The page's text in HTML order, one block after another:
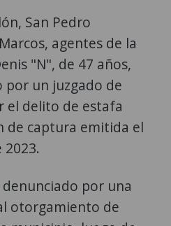
San Pedro
agentes de la
"N", de 47 años,
un juzgado de
el delito de estafa
de captura emitida el
por una
otorgamiento de